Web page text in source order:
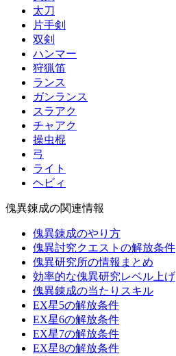
太刀
片手剣
双剣
ハンマー
狩猟笛
ランス
ガンランス
スラアク
チャアク
操虫棍
弓
ライト
ヘビィ
傀異錬成の関連情報
傀異錬成のやり方
傀異討究クエストの解放条件
傀異研究所の情報まとめ
効率的な傀異研究レベル上げ
傀異錬成の当たりスキル
EX星5の解放条件
EX星6の解放条件
EX星7の解放条件
EX星8の解放条件